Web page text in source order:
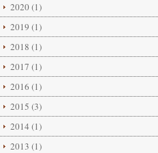
2020 (1)
2019 (1)
2018 (1)
2017 (1)
2016 (1)
2015 (3)
2014 (1)
2013 (1)